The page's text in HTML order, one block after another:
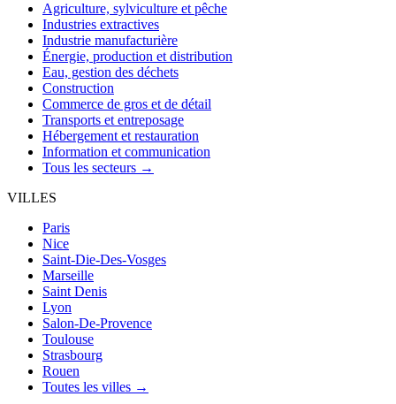
Agriculture, sylviculture et pêche
Industries extractives
Industrie manufacturière
Énergie, production et distribution
Eau, gestion des déchets
Construction
Commerce de gros et de détail
Transports et entreposage
Hébergement et restauration
Information et communication
Tous les secteurs →
VILLES
Paris
Nice
Saint-Die-Des-Vosges
Marseille
Saint Denis
Lyon
Salon-De-Provence
Toulouse
Strasbourg
Rouen
Toutes les villes →